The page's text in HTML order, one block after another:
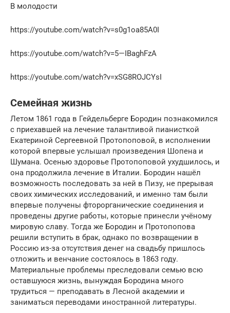
В молодости
https://youtube.com/watch?v=s0g1oa85A0I
https://youtube.com/watch?v=5—IBaghFzA
https://youtube.com/watch?v=xSG8ROJCYsI
Семейная жизнь
Летом 1861 года в Гейдельберге Бородин познакомился
с приехавшей на лечение талантливой пианисткой
Екатериной Сергеевной Протопоповой, в исполнении
которой впервые услышал произведения Шопена и
Шумана. Осенью здоровье Протопоповой ухудшилось, и
она продолжила лечение в Италии. Бородин нашёл
возможность последовать за ней в Пизу, не прерывая
своих химических исследований, и именно там были
впервые получены фторорганические соединения и
проведены другие работы, которые принесли учёному
мировую славу. Тогда же Бородин и Протопопова
решили вступить в брак, однако по возвращении в
Россию из-за отсутствия денег на свадьбу пришлось
отложить и венчание состоялось в 1863 году.
Материальные проблемы преследовали семью всю
оставшуюся жизнь, вынуждая Бородина много
трудиться — преподавать в Лесной академии и
заниматься переводами иностранной литературы.